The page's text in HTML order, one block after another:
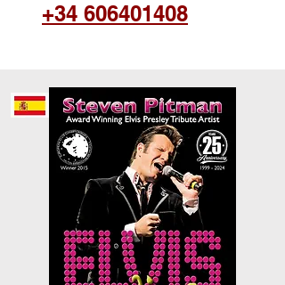
+34 606401408